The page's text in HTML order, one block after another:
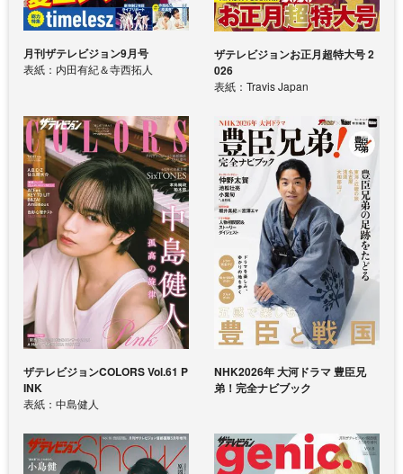
月刊ザテレビジョン9月号
表紙：内田有紀＆寺西拓人
ザテレビジョンお正月超特大号 2
026
表紙：Travis Japan
ザテレビジョンCOLORS Vol.61 P
INK
表紙：中島健人
NHK2026年 大河ドラマ 豊臣兄
弟！完全ナビブック